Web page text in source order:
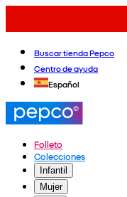
Buscar tienda Pepco
Centro de ayuda
Español
Folleto
Colecciones
Infantil
Mujer